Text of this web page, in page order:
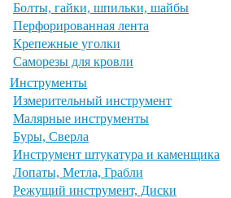
Болты, гайки, шпильки, шайбы
Перфорированная лента
Крепежные уголки
Саморезы для кровли
Инструменты
Измерительный инструмент
Малярные инструменты
Буры, Сверла
Инструмент штукатура и каменщика
Лопаты, Метла, Грабли
Режущий инструмент, Диски